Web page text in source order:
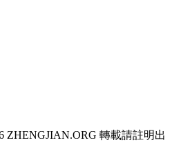
ZHENGJIAN.ORG 轉載請註明出